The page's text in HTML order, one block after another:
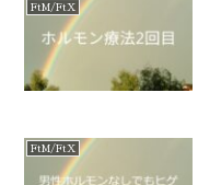
FtM/FtX
FtM/FtX